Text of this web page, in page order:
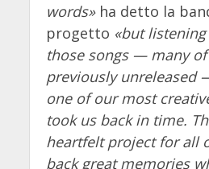
words» ha detto la
progetto «but
those songs — many
previously unreleased
one of our most
took us back in time.
heartfelt project for all
back great memories